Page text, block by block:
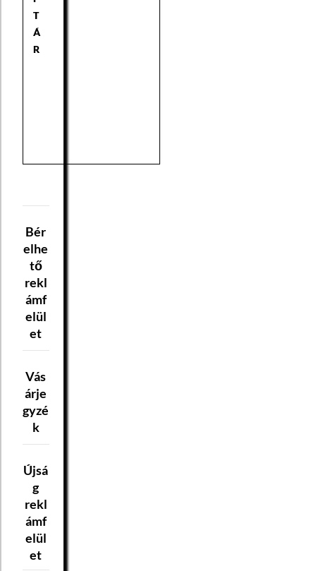
T
Á
R
Bér
elhe
tő
rekl
ámf
elül
et
Vás
árje
gyzé
k
Újsá
g
rekl
ámf
elül
et